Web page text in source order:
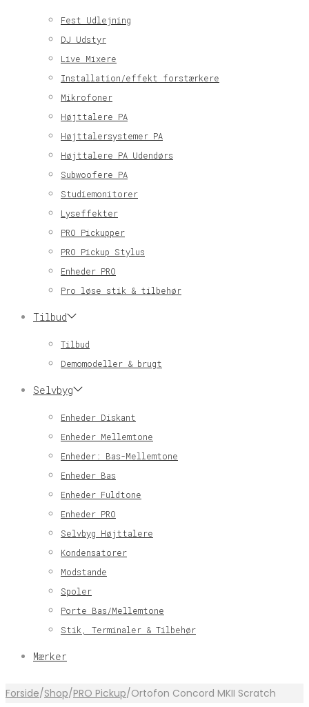
Fest Udlejning
DJ Udstyr
Live Mixere
Installation/effekt forstærkere
Mikrofoner
Højttalere PA
Højttalersystemer PA
Højttalere PA Udendørs
Subwoofere PA
Studiemonitorer
Lyseffekter
PRO Pickupper
PRO Pickup Stylus
Enheder PRO
Pro løse stik & tilbehør
Tilbud
Tilbud
Demomodeller & brugt
Selvbyg
Enheder Diskant
Enheder Mellemtone
Enheder: Bas-Mellemtone
Enheder Bas
Enheder Fuldtone
Enheder PRO
Selvbyg Højttalere
Kondensatorer
Modstande
Spoler
Porte Bas/Mellemtone
Stik, Terminaler & Tilbehør
Mærker
Forside/Shop/PRO Pickup/Ortofon Concord MKII Scratch